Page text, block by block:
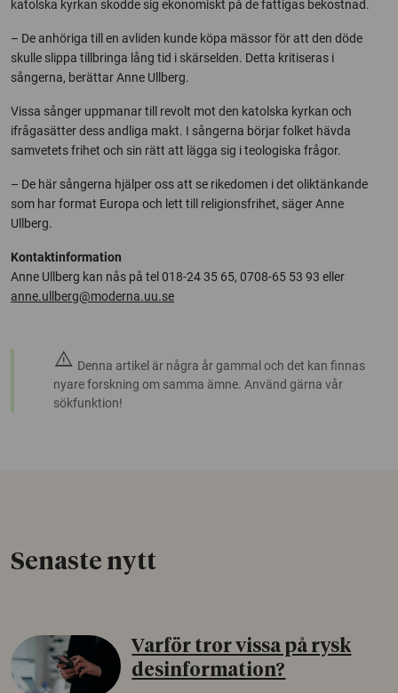
katolska kyrkan skodde sig ekonomiskt på de fattigas bekostnad.
– De anhöriga till en avliden kunde köpa mässor för att den döde
skulle slippa tillbringa lång tid i skärselden. Detta kritiseras i
sångerna, berättar Anne Ullberg.
Vissa sånger uppmanar till revolt mot den katolska kyrkan och
ifrågasätter dess andliga makt. I sångerna börjar folket hävda
samvetets frihet och sin rätt att lägga sig i teologiska frågor.
– De här sångerna hjälper oss att se rikedomen i det oliktänkande
som har format Europa och lett till religionsfrihet, säger Anne
Ullberg.
Kontaktinformation
Anne Ullberg kan nås på tel 018-24 35 65, 0708-65 53 93 eller
anne.ullberg@moderna.uu.se
warning Denna artikel är några år gammal och det kan finnas
nyare forskning om samma ämne. Använd gärna vår
sökfunktion!
Senaste nytt
Varför tror vissa på rysk
desinformation?